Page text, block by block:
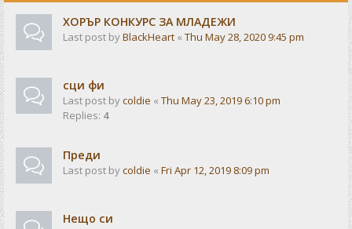
ХОРЪР КОНКУРС ЗА МЛАДЕЖИ
Last post byBlackHeart « Thu May 28, 2020 9:45 pm
сци фи
Last post bycoldie « Thu May 23, 2019 6:10 pm
Replies: 4
Преди
Last post bycoldie « Fri Apr 12, 2019 8:09 pm
Нещо си